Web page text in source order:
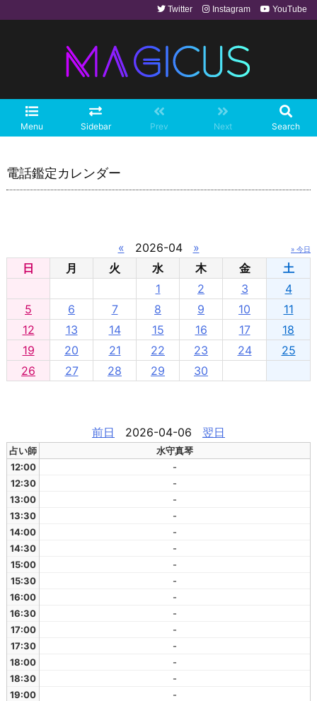
Menu Sidebar Prev Next Search
Twitter Instagram YouTube
電話鑑定カレンダー
« 2026-04 » » 今日
日 月 火 水 木 金
土
1
2 3
4
5
6 7 8 9 10
11
12
13 14 15 16 17
18
19
20 21 22 23 24
25
26
27 28 29 30
前日 2026-04-06 翌日
占い師
水守真琴
12:00
-
12:30
-
13:00
-
13:30
-
14:00
-
14:30
-
15:00
-
15:30
-
16:00
-
16:30
-
17:00
-
17:30
-
18:00
-
18:30
-
19:00
-